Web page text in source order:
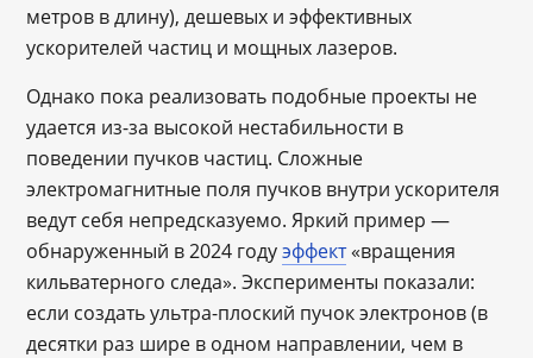
метров в длину), дешевых и эффективных
ускорителей частиц и мощных лазеров.
Однако пока реализовать подобные проекты не
удается из-за высокой нестабильности в
поведении пучков частиц. Сложные
электромагнитные поля пучков внутри ускорителя
ведут себя непредсказуемо. Яркий пример —
обнаруженный в 2024 годуэффект«вращения
кильватерного следа». Эксперименты показали:
если создать ультра-плоский пучок электронов (в
десятки раз шире в одном направлении, чем в